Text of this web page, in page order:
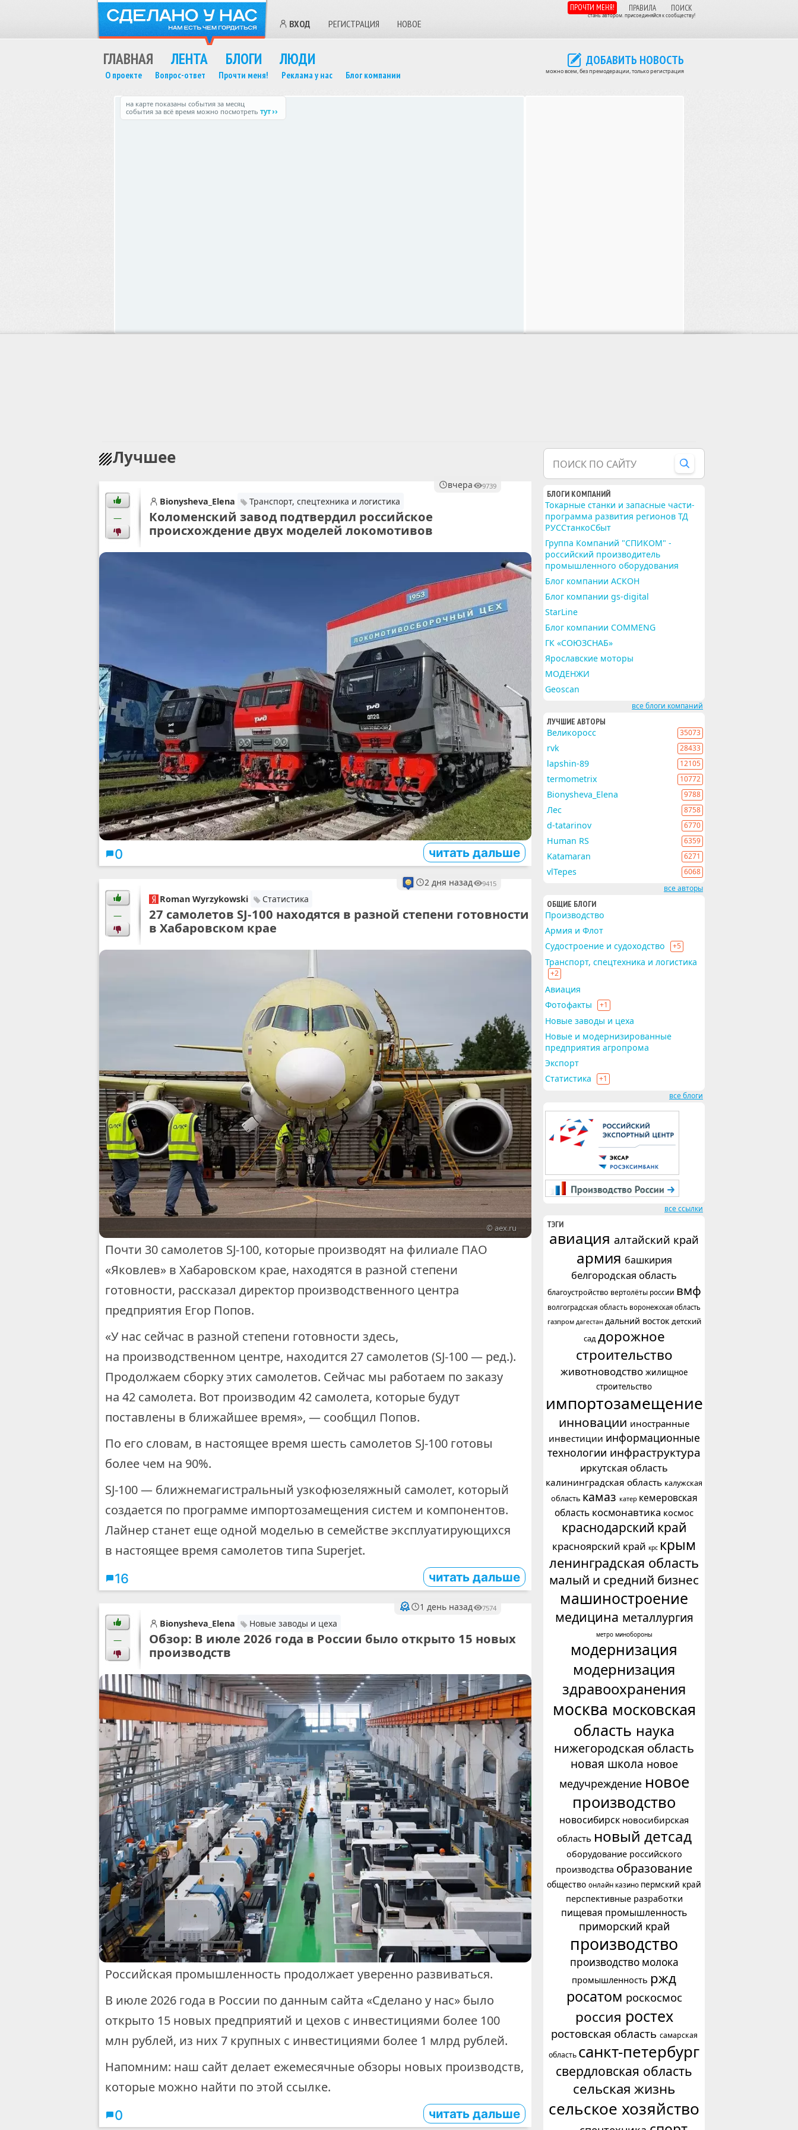
ВХОД РЕГИСТРАЦИЯ НОВОЕ
ПРОЧТИ МЕНЯ! ПРАВИЛА ПОИСК
стань автором. присоединяйся к сообществу!
ДОБАВИТЬ НОВОСТЬ
можно всем, без премодерации, только регистрация
ГЛАВНАЯ ЛЕНТА БЛОГИ ЛЮДИ
О проекте Вопрос-ответ Прочти меня! Реклама у нас Блог компании
на карте показаны события за месяц
события за всё время можно посмотреть тут
Лучшее
вчера 9739
—
Bionysheva_Elena Транспорт, спецтехника и логистика
Коломенский завод подтвердил российское
происхождение двух моделей локомотивов
0 читать дальше
2 дня назад 9415
—
Roman Wyrzykowski Статистика
27 самолетов SJ-100 находятся в разной степени готовности
в Хабаровском крае
© aex.ru
Почти 30 самолетов SJ-100, которые производят на филиале ПАО
«Яковлев» в Хабаровском крае, находятся в разной степени
готовности, рассказал директор производственного центра
предприятия Егор Попов.
«У нас сейчас в разной степени готовности здесь,
на производственном центре, находится 27 самолетов (SJ-100 — ред.).
Продолжаем сборку этих самолетов. Сейчас мы работаем по заказу
на 42 самолета. Вот производим 42 самолета, которые будут
поставлены в ближайшее время», — сообщил Попов.
По его словам, в настоящее время шесть самолетов SJ-100 готовы
более чем на 90%.
SJ-100 — ближнемагистральный узкофюзеляжный самолет, который
создается по программе импортозамещения систем и компонентов.
Лайнер станет еще одной моделью в семействе эксплуатирующихся
в настоящее время самолетов типа Superjet.
16 читать дальше
1 день назад 7574
—
Bionysheva_Elena Новые заводы и цеха
Обзор: В июле 2026 года в России было открыто 15 новых
производств
Российская промышленность продолжает уверенно развиваться.
В июле 2026 года в России по данным сайта «Сделано у нас» было
открыто 15 новых предприятий и цехов с инвестициями более 100
млн рублей, из них 7 крупных с инвестициями более 1 млрд рублей.
Напомним: наш сайт делает ежемесячные обзоры новых производств,
которые можно найти по этой ссылке.
0 читать дальше
ПОИСК ПО САЙТУ
БЛОГИ КОМПАНИЙ
Токарные станки и запасные части-
программа развития регионов ТД
РУССтанкоСбыт
Группа Компаний "СПИКОМ" -
российский производитель
промышленного оборудования
Блог компании АСКОН
Блог компании gs-digital
StarLine
Блог компании COMMENG
ГК «СОЮЗСНАБ»
Ярославские моторы
МОДЕНЖИ
Geoscan
все блоги компаний
ЛУЧШИЕ АВТОРЫ
Великоросс 35073
rvk 28433
lapshin-89 12105
termometrix 10772
Bionysheva_Elena 9788
Лес 8758
d-tatarinov 6770
Human RS 6359
Katamaran 6271
vlTepes
6068
все авторы
ОБЩИЕ БЛОГИ
Производство
Армия и Флот
Судостроение и судоходство
+5
Транспорт, спецтехника и логистика
+2
Авиация
Фотофакты
+1
Новые заводы и цеха
Новые и модернизированные
предприятия агропрома
Экспорт
Статистика
+1
все блоги
все ссылки
ТЭГИ
авиация алтайский край
армия башкирия
белгородская область
благоустройство вертолёты россии вмф
волгоградская область воронежская область
газпром дагестан дальний восток детский
саддорожное
строительство
животноводство жилищное
строительство
импортозамещение
инновации иностранные
инвестиции информационные
технологии инфраструктура
иркутская область
калининградская область калужская
область камаз катер кемеровская
область космонавтика космос
краснодарский край
красноярский край крс крым
ленинградская область
малый и средний бизнес
машиностроение
медицина металлургия
метро минобороны
модернизация
модернизация
здравоохранения
москва московская
область наука
нижегородская область
новая школа новое
медучреждение новое
производство
новосибирск новосибирская
область новый детсад
оборудование российского
производства образование
общество онлайн казино пермский край
перспективные разработки
пищевая промышленность
приморский край
производство
производство молока
промышленность ржд
росатом роскосмос
россия ростех
ростовская область самарская
область санкт-петербург
свердловская область
сельская жизнь
сельское хозяйство